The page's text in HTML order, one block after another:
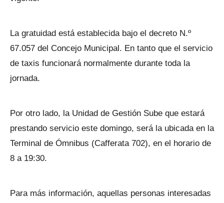
La gratuidad está establecida bajo el decreto N.º
67.057 del Concejo Municipal. En tanto que el servicio
de taxis funcionará normalmente durante toda la
jornada.
Por otro lado, la Unidad de Gestión Sube que estará
prestando servicio este domingo, será la ubicada en la
Terminal de Ómnibus (Cafferata 702), en el horario de
8 a 19:30.
Para más información, aquellas personas interesadas